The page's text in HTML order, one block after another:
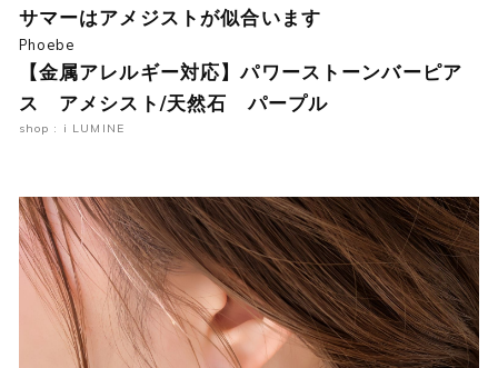
サマーはアメジストが似合います
Phoebe
【金属アレルギー対応】パワーストーンバーピア
ス アメシスト/天然石 パープル
shop : i LUMINE